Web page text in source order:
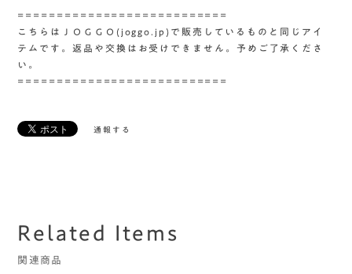
===========================
こちらはＪＯＧＧＯ(joggo.jp)で販売しているものと同じアイ
テムです。返品や交換はお受けできません。予めご了承くださ
い。
===========================
通報する
Related Items
関連商品